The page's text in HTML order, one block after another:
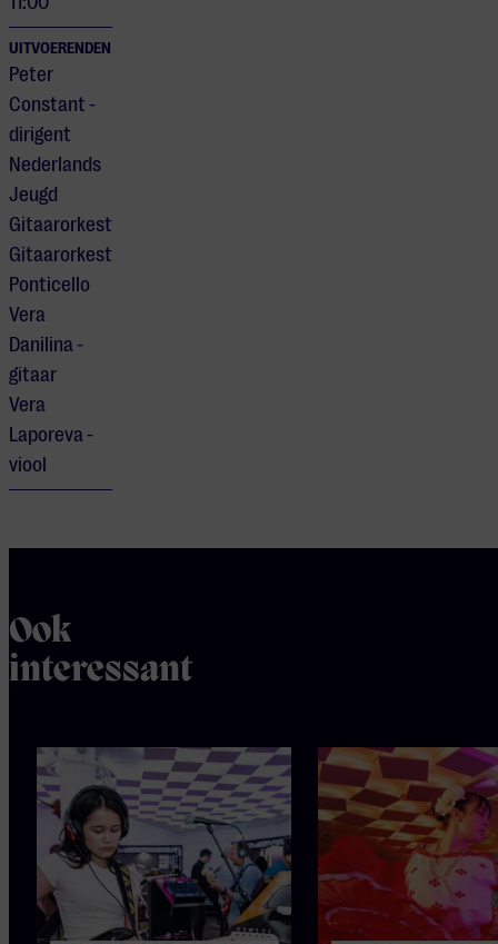
UITVOERENDEN
Peter
Constant -
dirigent
Nederlands
Jeugd
Gitaarorkest
Gitaarorkest
Ponticello
Vera
Danilina -
gitaar
Vera
Laporeva -
viool
Ook
interessant